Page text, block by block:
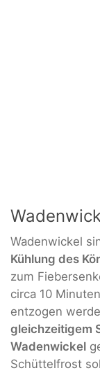
Wadenwickel
Kühlung des
zum
circa 10
entzogen
gleichzeitigem
Wadenwickel
Schüttelfrost